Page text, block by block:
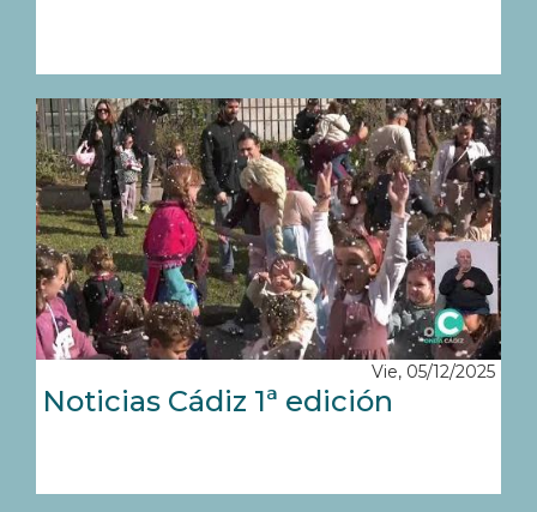
Vie, 05/12/2025
Noticias Cádiz 1ª edición